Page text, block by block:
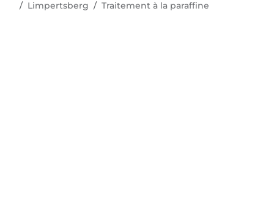
Limpertsberg
Traitement à la paraffine